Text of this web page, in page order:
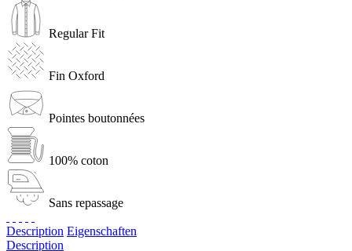
Regular Fit
Fin Oxford
Pointes boutonnées
100% coton
Sans repassage
Description Eigenschaften
Description